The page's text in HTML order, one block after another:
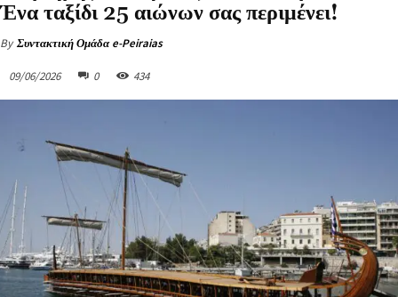
Ένα ταξίδι 25 αιώνων σας περιμένει!
By Συντακτική Ομάδα e-Peiraias
09/06/2026 0 434